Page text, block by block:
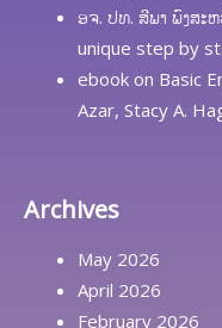
ອຈ. ປທ. ສີພາ ພົງສະ
unique step by
ebook on Basic
Azar, Stacy A.
Archives
May 2026
April 2026
February 2026